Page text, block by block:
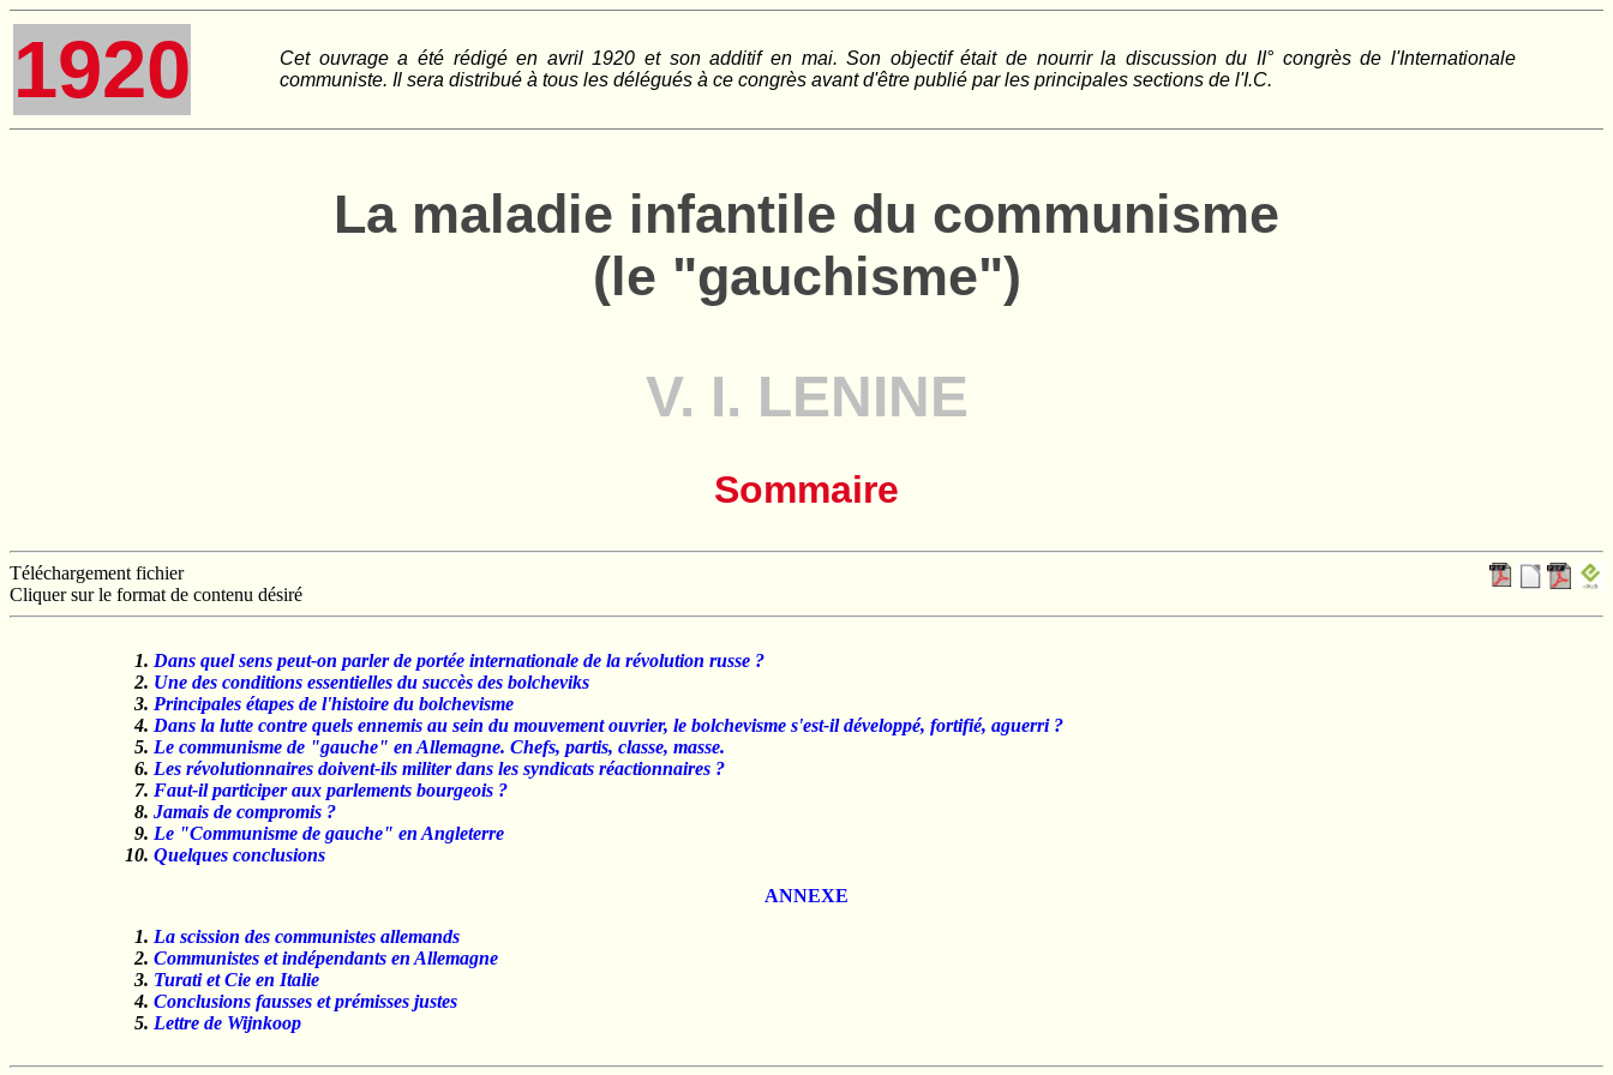
1920
Cet ouvrage a été rédigé en avril 1920 et son additif en mai. Son objectif était de nourrir la discussion du II° congrès de l'Internationale
communiste. Il sera distribué à tous les délégués à ce congrès avant d'être publié par les principales sections de l'I.C.
La maladie infantile du communisme
(le "gauchisme")
V. I. LENINE
Sommaire
Téléchargement fichier
Cliquer sur le format de contenu désiré
Dans quel sens peut-on parler de portée internationale de la révolution russe ?
Une des conditions essentielles du succès des bolcheviks
Principales étapes de l'histoire du bolchevisme
Dans la lutte contre quels ennemis au sein du mouvement ouvrier, le bolchevisme s'est-il développé, fortifié, aguerri ?
Le communisme de "gauche" en Allemagne. Chefs, partis, classe, masse.
Les révolutionnaires doivent-ils militer dans les syndicats réactionnaires ?
Faut-il participer aux parlements bourgeois ?
Jamais de compromis ?
Le "Communisme de gauche" en Angleterre
Quelques conclusions
ANNEXE
La scission des communistes allemands
Communistes et indépendants en Allemagne
Turati et Cie en Italie
Conclusions fausses et prémisses justes
Lettre de Wijnkoop